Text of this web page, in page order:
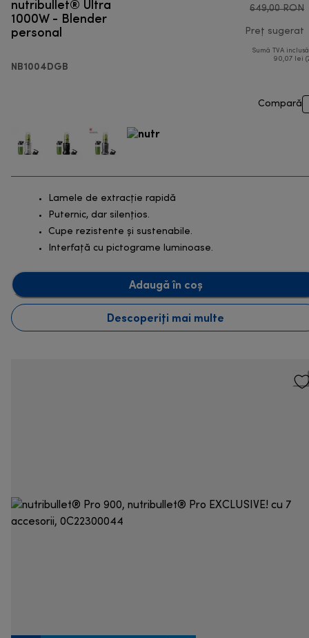
nutribullet® Ultra
1000W - Blender
personal
NB1004DGB
649,00 RON
Preț sugerat
Sumă TVA
90,07 lei
Compară
Lamele de extracție rapidă
Puternic, dar silențios.
Cupe rezistente și sustenabile.
Interfață cu pictograme luminoase.
Adaugă în coș
Descoperiți mai multe